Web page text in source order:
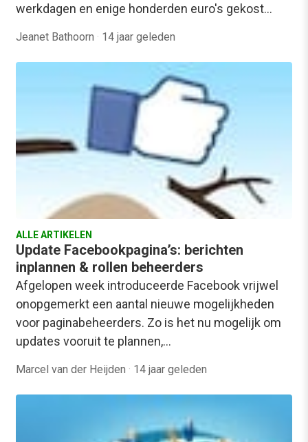
werkdagen en enige honderden euro's gekost…
Jeanet Bathoorn · 14 jaar geleden
ALLE ARTIKELEN
Update Facebookpagina’s: berichten
inplannen & rollen beheerders
Afgelopen week introduceerde Facebook vrijwel
onopgemerkt een aantal nieuwe mogelijkheden
voor paginabeheerders. Zo is het nu mogelijk om
updates vooruit te plannen,…
Marcel van der Heijden · 14 jaar geleden